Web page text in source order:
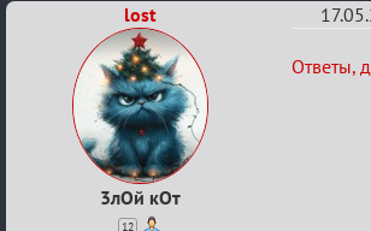
lost
3лОй кОт
12
Re:
Ответы,